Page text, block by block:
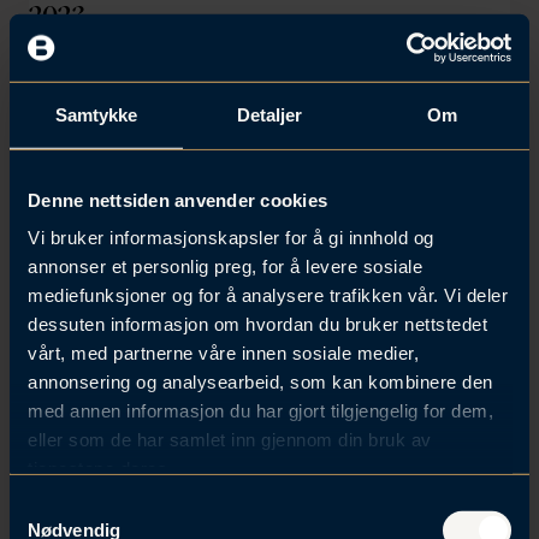
Samtykke Detaljer Om
Denne nettsiden anvender cookies
Vi bruker informasjonskapsler for å gi innhold og
annonser et personlig preg, for å levere sosiale
mediefunksjoner og for å analysere trafikken vår. Vi deler
dessuten informasjon om hvordan du bruker nettstedet
vårt, med partnerne våre innen sosiale medier,
annonsering og analysearbeid, som kan kombinere den
med annen informasjon du har gjort tilgjengelig for dem,
eller som de har samlet inn gjennom din bruk av
Nødvendig
2023
06. mar 2023 | M&A
Kjøp og salg av aksjeselskaper